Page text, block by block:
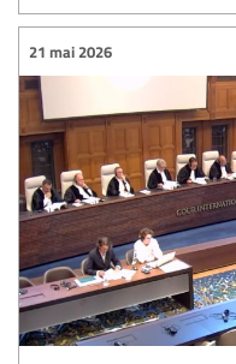
21 mai 2026